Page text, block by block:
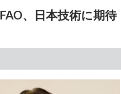
、日本技術に期待